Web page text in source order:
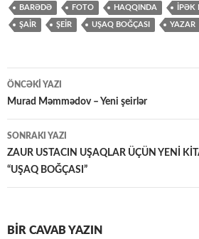
BARƏDƏ FOTO HAQQINDA İPƏK
ŞAİR ŞEİR UŞAQ BOĞÇASI YAZAR
Yazılar
üzrə
naviqasiya
ÖNCƏKI YAZI
Murad Məmmədov – Yeni şeirlər
SONRAKI YAZI
ZAUR USTACIN UŞAQLAR ÜÇÜN YENİ
“UŞAQ BOĞÇASI”
BIR CAVAB YAZIN